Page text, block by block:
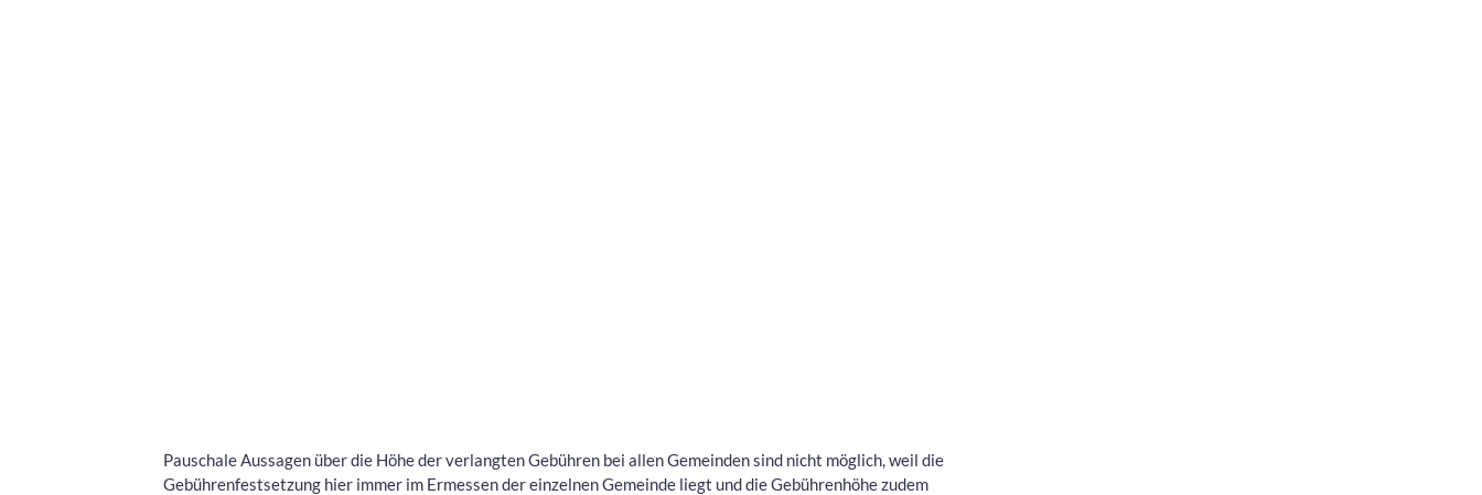
Pauschale Aussagen über die Höhe der verlangten Gebühren bei allen Gemeinden sind nicht möglich, weil die
Gebührenfestsetzung hier immer im Ermessen der einzelnen Gemeinde liegt und die Gebührenhöhe zudem